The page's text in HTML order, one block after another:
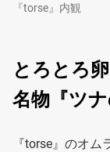
『torse』内観
とろとろ
名物『ツ
『torse』のオ